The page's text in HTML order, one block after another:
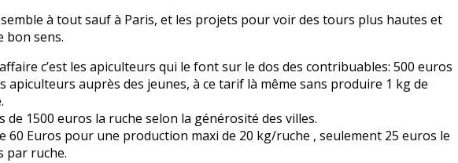
à tout sauf à Paris, et les projets pour voir des tours plus hautes et
bon sens.
c’est les apiculteurs qui le font sur le dos des contribuables: 500 euros
auprès des jeunes, à ce tarif là même sans produire 1 kg de
1500 euros la ruche selon la générosité des villes.
60 Euros pour une production maxi de 20 kg/ruche , seulement 25 euros le
par ruche.